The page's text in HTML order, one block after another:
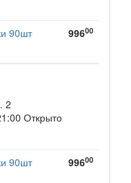
90шт
99600
2
Открыто
90шт
99600